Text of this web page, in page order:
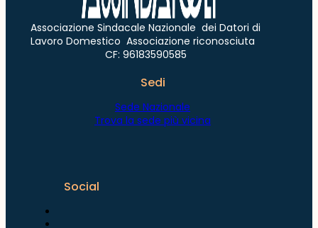
Associazione Sindacale Nazionale dei Datori di
Lavoro Domestico Associazione riconosciuta
CF: 96183590585
Sedi
Sede Nazionale
Trova la sede più vicina
Social